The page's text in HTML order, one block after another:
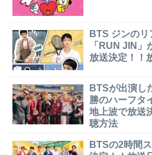
BTS ジンのリ
「RUN JIN」
放送決定！！
BTSが出演し
勝のハーフタ
地上波で放送
聴方法
BTSの2時間